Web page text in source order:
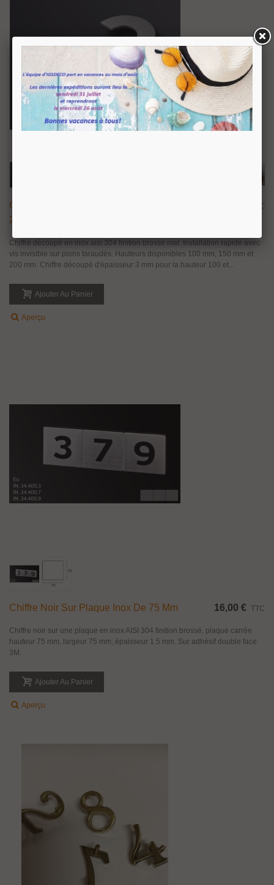
Chiffre Découpé En Inox 304 Ht.100, 150 Et
200 Mm Sur Pions Taraudés
TTC
Chiffre découpé en inox aisi 304 finition brossé mat. Installation rapide avec
vis invisible sur pions taraudés. Hauteurs disponibles 100 mm, 150 mm et
200 mm. Chiffre découpé d'épaisseur 3 mm pour la hauteur 100 et...
Ajouter Au Panier
Aperçu
Chiffre Noir Sur Plaque Inox De 75 Mm 16,00 € TTC
Chiffre noir sur une plaque en inox AISI 304 finition brossé, plaque carrée
hauteur 75 mm, largeur 75 mm, épaisseur 1.5 mm. Sur adhésif double face
3M.
Ajouter Au Panier
Aperçu